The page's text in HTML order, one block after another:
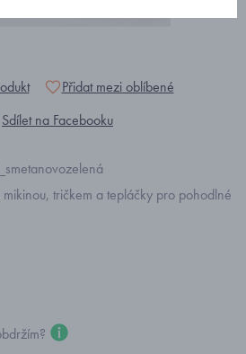
Přidat mezi oblíbené
Sdílet na Facebooku
tričkem a tepláčky pro pohodlné